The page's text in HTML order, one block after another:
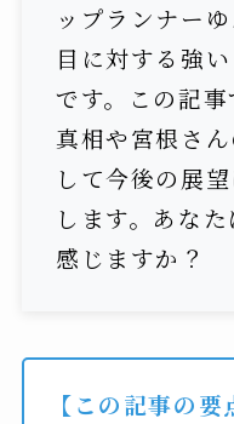
ップランナー
目に対する強
です。この記
真相や宮根さ
して今後の展
します。あな
感じますか？
【この記事の要